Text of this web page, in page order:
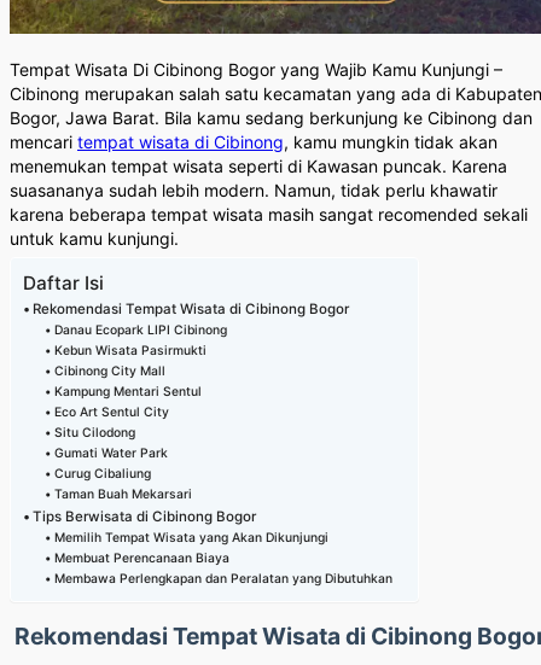
Tempat Wisata Di Cibinong Bogor yang Wajib Kamu Kunjungi –
Cibinong merupakan salah satu kecamatan yang ada di Kabupaten
Bogor, Jawa Barat. Bila kamu sedang berkunjung ke Cibinong dan
mencari tempat wisata di Cibinong, kamu mungkin tidak akan
menemukan tempat wisata seperti di Kawasan puncak. Karena
suasananya sudah lebih modern. Namun, tidak perlu khawatir
karena beberapa tempat wisata masih sangat recomended sekali
untuk kamu kunjungi.
Daftar Isi
Rekomendasi Tempat Wisata di Cibinong Bogor
Danau Ecopark LIPI Cibinong
Kebun Wisata Pasirmukti
Cibinong City Mall
Kampung Mentari Sentul
Eco Art Sentul City
Situ Cilodong
Gumati Water Park
Curug Cibaliung
Taman Buah Mekarsari
Tips Berwisata di Cibinong Bogor
Memilih Tempat Wisata yang Akan Dikunjungi
Membuat Perencanaan Biaya
Membawa Perlengkapan dan Peralatan yang Dibutuhkan
Rekomendasi Tempat Wisata di Cibinong